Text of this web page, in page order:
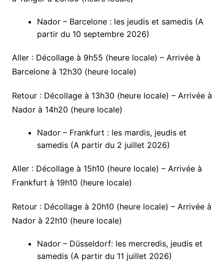
Nador – Barcelone : les jeudis et samedis (A
partir du 10 septembre 2026)
Aller : Décollage à 9h55 (heure locale) – Arrivée à
Barcelone à 12h30 (heure locale)
Retour : Décollage à 13h30 (heure locale) – Arrivée à
Nador à 14h20 (heure locale)
Nador – Frankfurt : les mardis, jeudis et
samedis (A partir du 2 juillet 2026)
Aller : Décollage à 15h10 (heure locale) – Arrivée à
Frankfurt à 19h10 (heure locale)
Retour : Décollage à 20h10 (heure locale) – Arrivée à
Nador à 22h10 (heure locale)
Nador – Düsseldorf: les mercredis, jeudis et
samedis (A partir du 11 juillet 2026)